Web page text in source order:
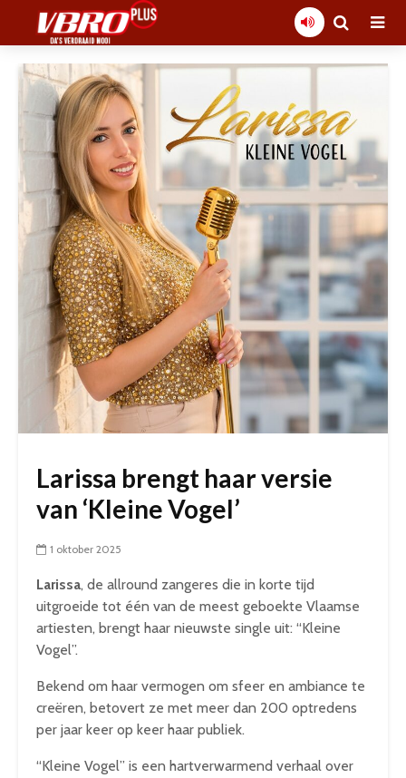
Larissa brengt haar versie
van ‘Kleine Vogel’
1 oktober 2025
Larissa, de allround zangeres die in korte tijd
uitgroeide tot één van de meest geboekte Vlaamse
artiesten, brengt haar nieuwste single uit: “Kleine
Vogel”.
Bekend om haar vermogen om sfeer en ambiance te
creëren, betovert ze met meer dan 200 optredens
per jaar keer op keer haar publiek.
“Kleine Vogel” is een hartverwarmend verhaal over